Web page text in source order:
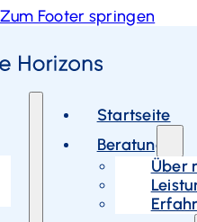
Zum Footer springen
Startseite
Beratung
Über